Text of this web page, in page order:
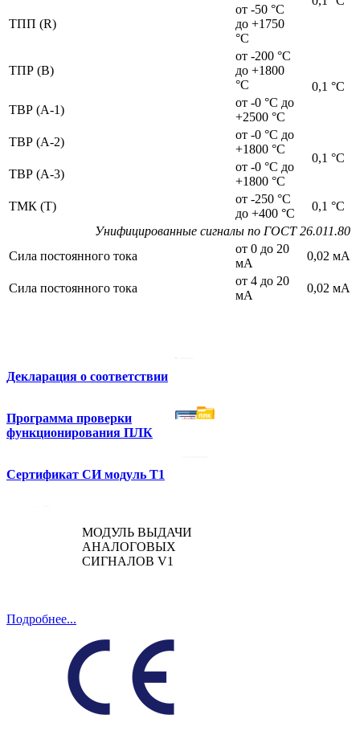
ТПП (R)
от -50 °С
до +1750
°С
ТПР (B)
от -200 °С
до +1800
°С
0,1 °С
ТВР (A-1)
от -0 °С до
+2500 °С
ТВР (A-2)
от -0 °С до
+1800 °С
0,1 °С
ТВР (A-3)
от -0 °С до
+1800 °С
ТМК (T)
от -250 °С
до +400 °С
0,1 °С
Унифицированные сигналы по ГОСТ 26.011.80
Сила постоянного тока
от 0 до 20
мА
0,02 мА
Сила постоянного тока
от 4 до 20
мА
0,02 мА
Декларация о соответствии
Программа проверки
функционирования ПЛК
Сертификат СИ модуль T1
МОДУЛЬ ВЫДАЧИ
АНАЛОГОВЫХ
СИГНАЛОВ V1
Подробнее...